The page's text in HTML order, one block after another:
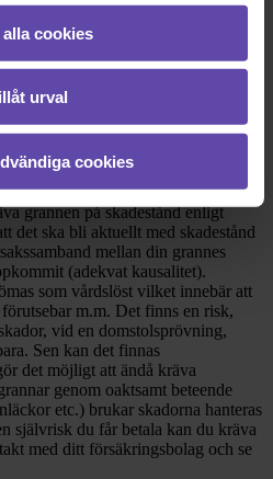
cookies
urval
cookies
otur när det gäller din grannes
ge dig några
ger dig möjlighet att agera hittar
orsakar sakskada, uppsåtligen
Om det är så att din grannes
det skadar intilliggande lägenheter
grannen på skadestånd enligt
det ska bli aktuellt med skadestånd
mellan din grannes
(adekvat kausalitet).
som vårdslöst vilket innebär att
m.m. Det finns en risk,
vid en domstolsprövning,
Sen kan det finnas
det möjligt att ändå kräva
genom oaktsamt beteende
etc.) brukar skadorna hanteras
självrisk du får betala kan du kräva
med ditt försäkringsbolag och se